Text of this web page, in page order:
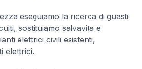
eseguiamo la ricerca di guasti
sostituiamo salvavita e
elettrici civili esistenti,
elettrici.